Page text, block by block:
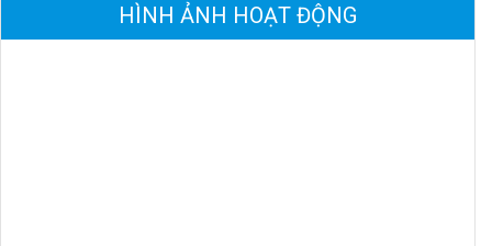
HÌNH ẢNH HOẠT ĐỘNG